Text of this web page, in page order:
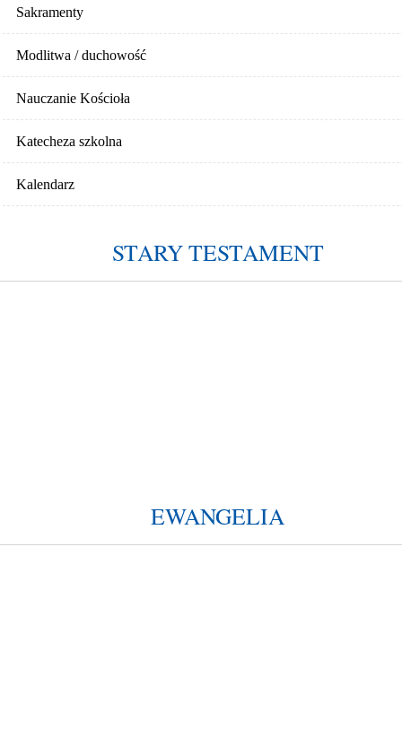
Sakramenty
Modlitwa / duchowość
Nauczanie Kościoła
Katecheza szkolna
Kalendarz
STARY TESTAMENT
EWANGELIA